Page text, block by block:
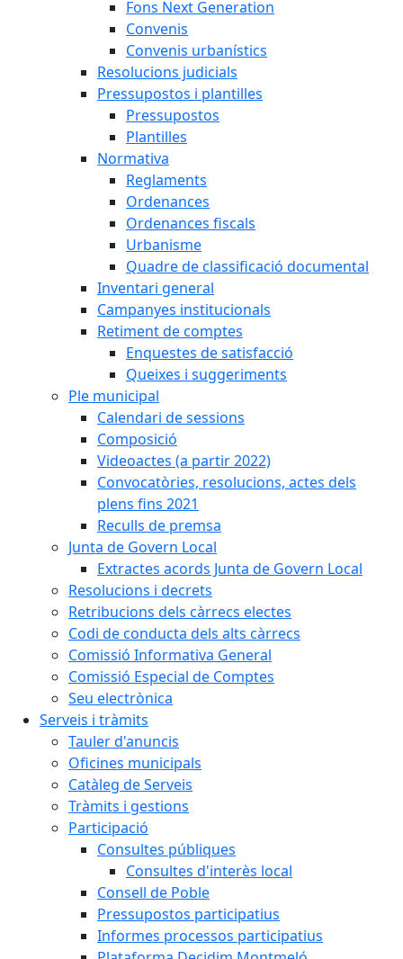
Fons Next Generation
Convenis
Convenis urbanístics
Resolucions judicials
Pressupostos i plantilles
Pressupostos
Plantilles
Normativa
Reglaments
Ordenances
Ordenances fiscals
Urbanisme
Quadre de classificació documental
Inventari general
Campanyes institucionals
Retiment de comptes
Enquestes de satisfacció
Queixes i suggeriments
Ple municipal
Calendari de sessions
Composició
Videoactes (a partir 2022)
Convocatòries, resolucions, actes dels
plens fins 2021
Reculls de premsa
Junta de Govern Local
Extractes acords Junta de Govern Local
Resolucions i decrets
Retribucions dels càrrecs electes
Codi de conducta dels alts càrrecs
Comissió Informativa General
Comissió Especial de Comptes
Seu electrònica
Serveis i tràmits
Tauler d'anuncis
Oficines municipals
Catàleg de Serveis
Tràmits i gestions
Participació
Consultes públiques
Consultes d'interès local
Consell de Poble
Pressupostos participatius
Informes processos participatius